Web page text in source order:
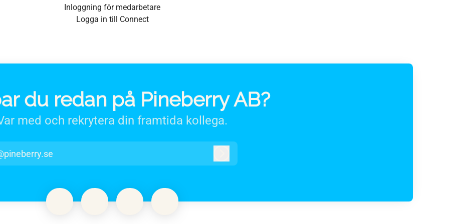
Inloggning för medarbetare
Logga in till Connect
du redan på Pineberry AB?
med och rekrytera din framtida kollega.